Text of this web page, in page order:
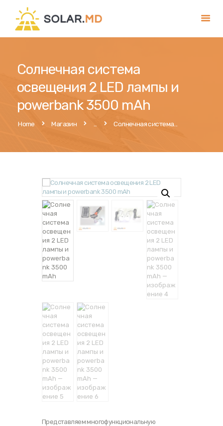
Солнечная система
освещения 2 LED лампы и
powerbank 3500 mAh
Home Магазин Солнечная система...
Главная
Услуги
Магазин
Контакты
Представляем многофункциональную